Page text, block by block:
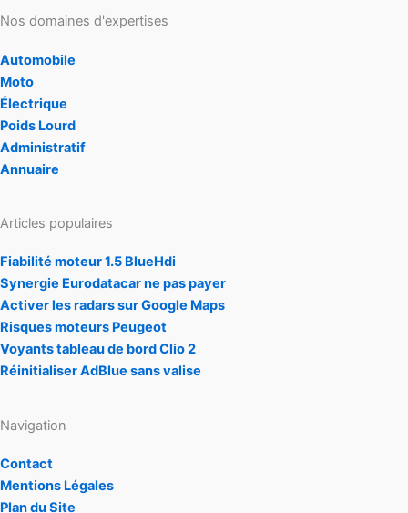
Nos domaines d'expertises
Automobile
Moto
Électrique
Poids Lourd
Administratif
Annuaire
Articles populaires
Fiabilité moteur 1.5 BlueHdi
Synergie Eurodatacar ne pas payer
Activer les radars sur Google Maps
Risques moteurs Peugeot
Voyants tableau de bord Clio 2
Réinitialiser AdBlue sans valise
Navigation
Contact
Mentions Légales
Plan du Site